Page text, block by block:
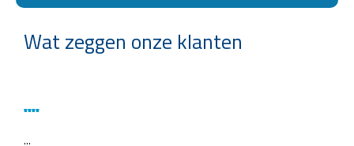
Wat zeggen onze klanten
""
...